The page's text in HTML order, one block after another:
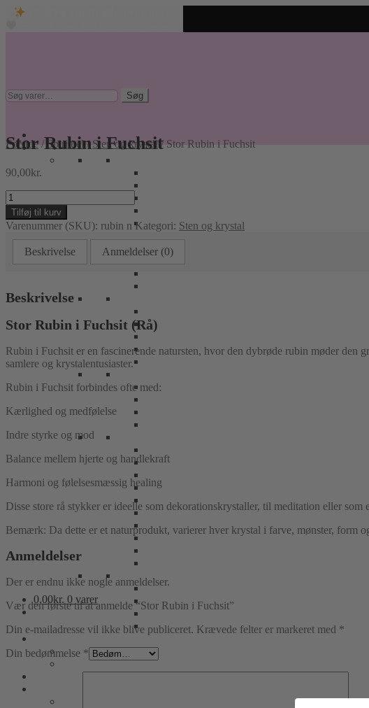
Søg
efter:
Søg
0,00kr. 0 varer
Forside / Spirituel/Sten og krystal/ Stor Rubin i Fuchsit
Stor Rubin i Fuchsit
90,00kr.
Stor
Rubin
i
Fuchsit
antal
Tilføj til kurv
Varenummer (SKU): rubin n Kategori: Sten og krystal
Beskrivelse Anmeldelser (0)
Beskrivelse
Stor Rubin i Fuchsit (Rå)
Rubin i Fuchsit er en fascinerende natursten, hvor den dybrøde rubin møder
samlere og krystalentusiaster.
Rubin i Fuchsit forbindes ofte med:
Kærlighed og medfølelse
Indre styrke og mod
Balance mellem hjerte og handlekraft
Harmoni og følelsesmæssig healing
Disse store rå stykker er ideelle som dekorationskrystaller, til meditation eller
Bemærk: Da dette er et naturprodukt, varierer hver krystal i farve, mønster, form
Anmeldelser
Der er endnu ikke nogle anmeldelser.
Vær den første til at anmelde “Stor Rubin i Fuchsit”
Din e-mailadresse vil ikke blive publiceret. Krævede felter er markeret med *
Din bedømmelse *